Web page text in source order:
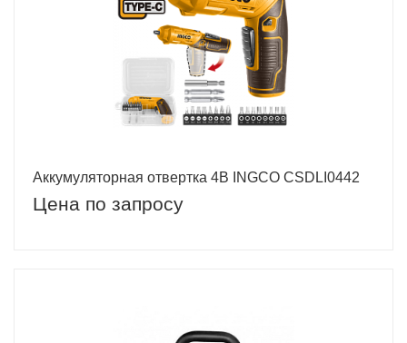
Аккумуляторная отвертка 4В INGCO CSDLI0442
Цена по запросу